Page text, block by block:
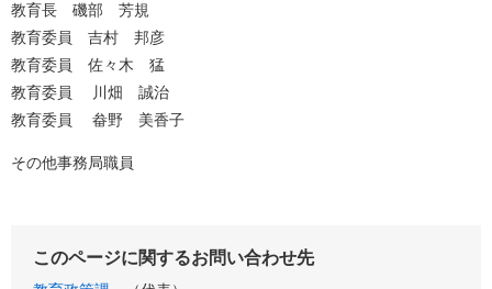
教育長 磯部 芳規
教育委員 吉村 邦彦
教育委員 佐々木 猛
​教育委員 川畑 誠治
​教育委員 畚野 美香子
その他事務局職員
このページに関するお問い合わせ先